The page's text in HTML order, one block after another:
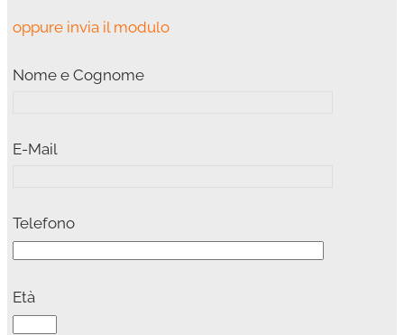
oppure invia il modulo
Nome e Cognome
E-Mail
Telefono
Età